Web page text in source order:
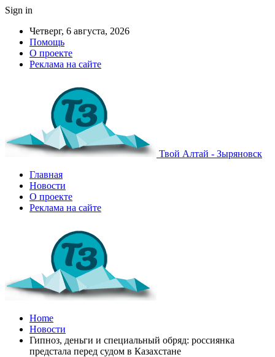
Sign in
Четверг, 6 августа, 2026
Помощь
О проекте
Реклама на сайте
Твой Алтай - Зыряновск
Главная
Новости
О проекте
Реклама на сайте
Home
Новости
Гипноз, деньги и специальный обряд: россиянка
предстала перед судом в Казахстане